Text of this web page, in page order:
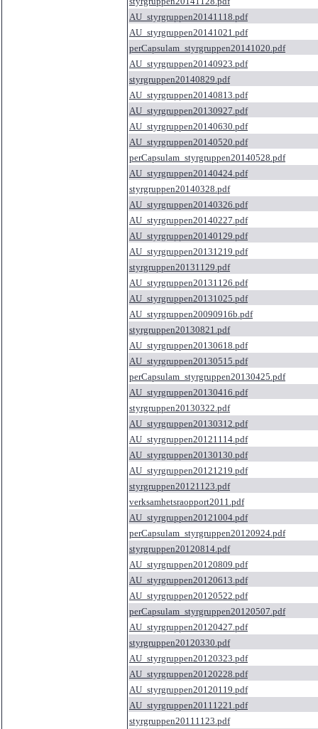
AU_styrgruppen20141118.pdf
AU_styrgruppen20141021.pdf
perCapsulam_styrgruppen20141020.pdf
AU_styrgruppen20140923.pdf
styrgruppen20140829.pdf
AU_styrgruppen20140813.pdf
AU_styrgruppen20130927.pdf
AU_styrgruppen20140630.pdf
AU_styrgruppen20140520.pdf
perCapsulam_styrgruppen20140528.pdf
AU_styrgruppen20140424.pdf
styrgruppen20140328.pdf
AU_styrgruppen20140326.pdf
AU_styrgruppen20140227.pdf
AU_styrgruppen20140129.pdf
AU_styrgruppen20131219.pdf
styrgruppen20131129.pdf
AU_styrgruppen20131126.pdf
AU_styrgruppen20131025.pdf
AU_styrgruppen20090916b.pdf
styrgruppen20130821.pdf
AU_styrgruppen20130618.pdf
AU_styrgruppen20130515.pdf
perCapsulam_styrgruppen20130425.pdf
AU_styrgruppen20130416.pdf
styrgruppen20130322.pdf
AU_styrgruppen20130312.pdf
AU_styrgruppen20121114.pdf
AU_styrgruppen20130130.pdf
AU_styrgruppen20121219.pdf
styrgruppen20121123.pdf
verksamhetsraopport2011.pdf
AU_styrgruppen20121004.pdf
perCapsulam_styrgruppen20120924.pdf
styrgruppen20120814.pdf
AU_styrgruppen20120809.pdf
AU_styrgruppen20120613.pdf
AU_styrgruppen20120522.pdf
perCapsulam_styrgruppen20120507.pdf
AU_styrgruppen20120427.pdf
styrgruppen20120330.pdf
AU_styrgruppen20120323.pdf
AU_styrgruppen20120228.pdf
AU_styrgruppen20120119.pdf
AU_styrgruppen20111221.pdf
styrgruppen20111123.pdf